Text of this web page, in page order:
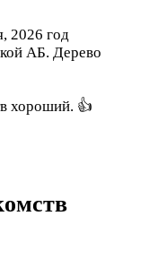
2026 год
АБ. Дерево